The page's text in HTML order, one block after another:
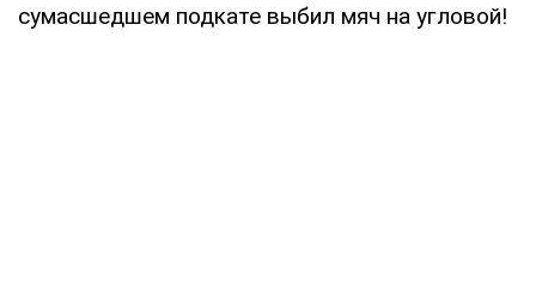
сумасшедшем подкате выбил мяч на угловой!